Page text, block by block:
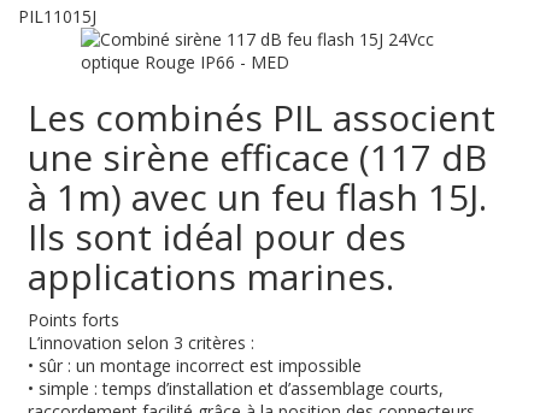
PIL11015J
Les combinés PIL associent
une sirène efficace (117 dB
à 1m) avec un feu flash 15J.
Ils sont idéal pour des
applications marines.
Points forts
L’innovation selon 3 critères :
• sûr : un montage incorrect est impossible
• simple : temps d’installation et d’assemblage courts,